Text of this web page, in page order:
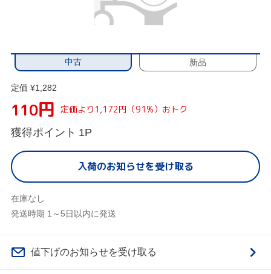
中古 新品
定価 ¥1,282
110円 定価より1,172円（91%）おトク
獲得ポイント 1P
入荷のお知らせを受け取る
在庫なし
発送時期 1～5日以内に発送
値下げのお知らせを受け取る